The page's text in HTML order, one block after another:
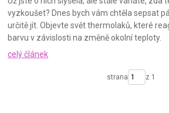
vyzkoušet? Dnes bych vám chtěla sepsat
určitě jít. Objevte svět thermolaků, které
barvu v závislosti na změně okolní teploty.
celý článek
strana z 1